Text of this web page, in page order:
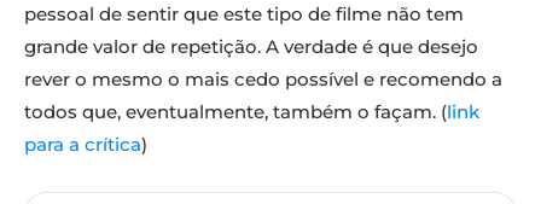
pessoal de sentir que este tipo de filme não tem
grande valor de repetição. A verdade é que desejo
rever o mesmo o mais cedo possível e recomendo a
todos que, eventualmente, também o façam. (link
para a crítica)